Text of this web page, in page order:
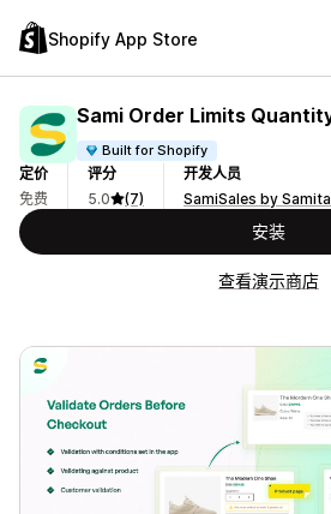
Shopify App Store
Sami Order Limits
Built for Shopify
定价
免费
评分
5.0
(7)
开发人员
SamiSales by Samita
安装
查看演示商店